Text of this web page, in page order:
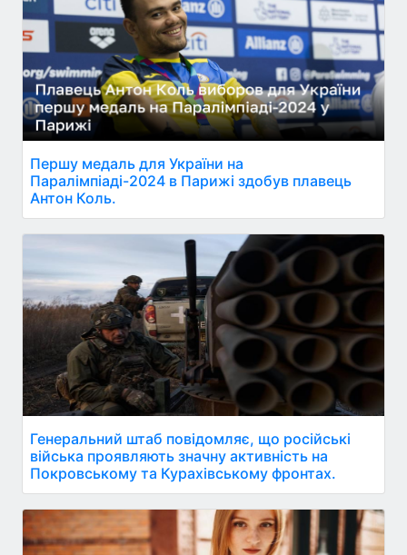
Першу медаль для України на
Паралімпіаді-2024 в Парижі здобув плавець
Антон Коль.
Генеральний штаб повідомляє, що російські
війська проявляють значну активність на
Покровському та Курахівському фронтах.